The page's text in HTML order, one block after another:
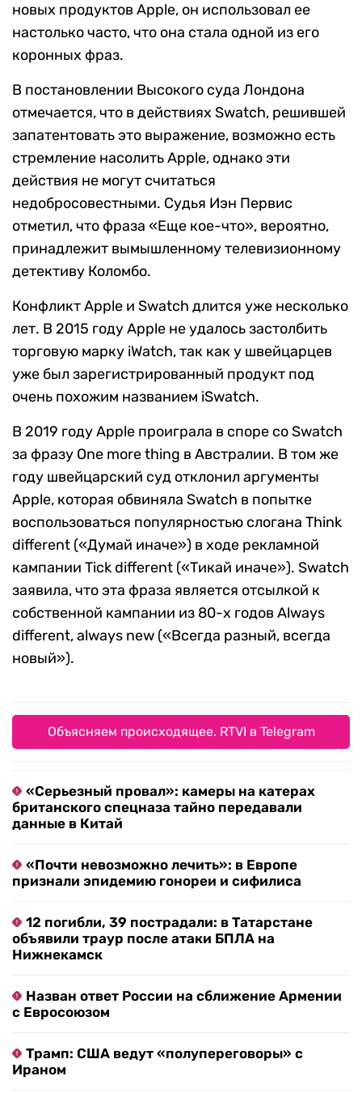
новых продуктов Apple, он использовал ее
настолько часто, что она стала одной из его
коронных фраз.
В постановлении Высокого суда Лондона
отмечается, что в действиях Swatch, решившей
запатентовать это выражение, возможно есть
стремление насолить Apple, однако эти
действия не могут считаться
недобросовестными. Судья Иэн Первис
отметил, что фраза «Еще кое-что», вероятно,
принадлежит вымышленному телевизионному
детективу Коломбо.
Конфликт Apple и Swatch длится уже несколько
лет. В 2015 году Apple не удалось застолбить
торговую марку iWatch, так как у швейцарцев
уже был зарегистрированный продукт под
очень похожим названием iSwatch.
В 2019 году Apple проиграла в споре со Swatch
за фразу One more thing в Австралии. В том же
году швейцарский суд отклонил аргументы
Apple, которая обвиняла Swatch в попытке
воспользоваться популярностью слогана Think
different («Думай иначе») в ходе рекламной
кампании Tick different («Тикай иначе»). Swatch
заявила, что эта фраза является отсылкой к
собственной кампании из 80-х годов Always
different, always new («Всегда разный, всегда
новый»).
Объясняем происходящее. RTVI в Telegram
«Серьезный провал»: камеры на катерах
британского спецназа тайно передавали
данные в Китай
«Почти невозможно лечить»: в Европе
признали эпидемию гонореи и сифилиса
12 погибли, 39 пострадали: в Татарстане
объявили траур после атаки БПЛА на
Нижнекамск
Назван ответ России на сближение Армении
с Евросоюзом
Трамп: США ведут «полупереговоры» с
Ираном